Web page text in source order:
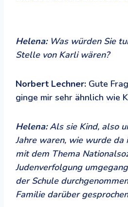
Helena:Was würden Sie
Stelle von Karli wären?
Norbert Lechner: Gute
ginge mir sehr ähnlich wie
Helena:Als sie Kind, also
Jahre waren, wie wurde da
mit dem Thema
Judenverfolgung
der Schule
Familie darüber